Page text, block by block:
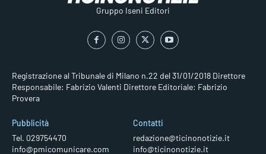
Gruppo Iseni Editori
Registrazione al Tribunale di Milano n.22 del 31/01/2018 Direttore
Responsabile: Fabrizio Valenti Direttore Editoriale: Fabrizio
Provera
Pubblicità
Tel. 029754470
info@pmicomunicare.com
Contatti
redazione@ticinonotizie.it
info@ticinonotizie.it